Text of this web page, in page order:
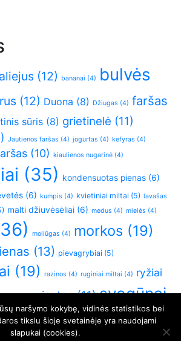
aliejus (12) bananai (4)
bulvės
(12) Duona (8) Džiugas (4) faršas
sūris (8) grietinelė (11)
Jautienos faršas (4) jogurtas (4) kefyras (4)
(10) kiaulienos nugarinė (4)
(35) kondensuotas pienas (6)
(6) kumpis (4) kvietiniai miltai (5) lavašas
malti džiuvėsėliai (6) medus (4) mielės (4)
moliūgas (4) morkos (19)
(13) pievagrybiai (5)
(19) razinos (4) ruginiai miltai (4) ryžiai
sviestas(11) svogūnai
(21) virtos bulvės (5) vištiena(6)
(11) česnakai
naršymo kokybę, vidinės statistikos bei
tikslu šioje svetainėje yra naudojami
slapukai (cookies).